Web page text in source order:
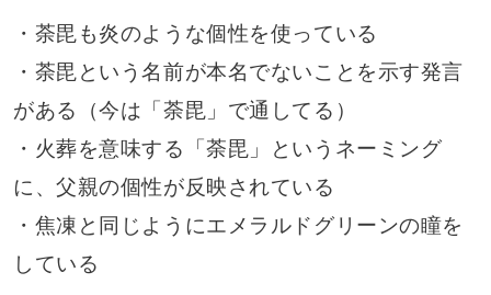
・荼毘も炎のような個性を使っている
・荼毘という名前が本名でないことを示す発言
がある（今は「荼毘」で通してる）
・火葬を意味する「荼毘」というネーミング
に、父親の個性が反映されている
・焦凍と同じようにエメラルドグリーンの瞳を
している